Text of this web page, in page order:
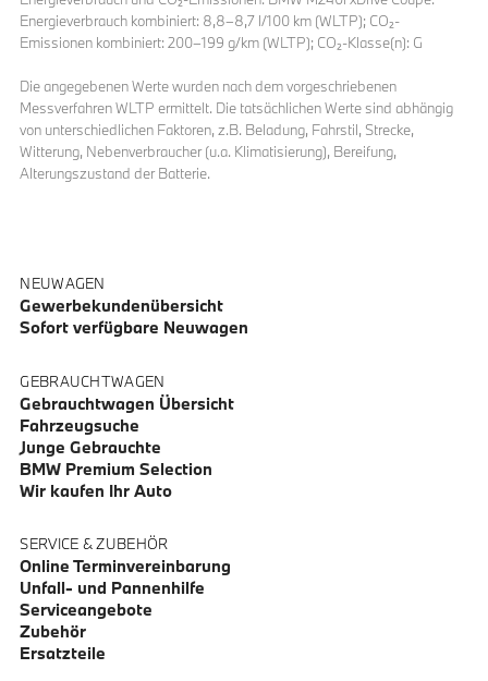
Energieverbrauch kombiniert: 8,8–8,7 l/100 km (WLTP); CO₂-
Emissionen kombiniert: 200–199 g/km (WLTP); CO₂-Klasse(n): G
Die angegebenen Werte wurden nach dem vorgeschriebenen
Messverfahren WLTP ermittelt. Die tatsächlichen Werte sind abhängig
von unterschiedlichen Faktoren, z.B. Beladung, Fahrstil, Strecke,
Witterung, Nebenverbraucher (u.a. Klimatisierung), Bereifung,
Alterungszustand der Batterie.
NEUWAGEN
Gewerbekundenübersicht
Sofort verfügbare Neuwagen
GEBRAUCHTWAGEN
Gebrauchtwagen Übersicht
Fahrzeugsuche
Junge Gebrauchte
BMW Premium Selection
Wir kaufen Ihr Auto
SERVICE & ZUBEHÖR
Online Terminvereinbarung
Unfall- und Pannenhilfe
Serviceangebote
Zubehör
Ersatzteile